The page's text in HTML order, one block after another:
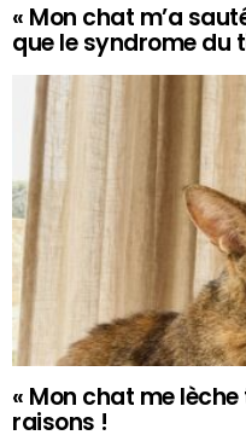
« Mon chat m’a
que le syndrome du
« Mon chat me
raisons !